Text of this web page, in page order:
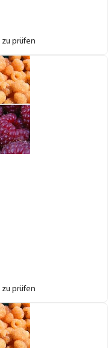
zu prüfen
zu prüfen